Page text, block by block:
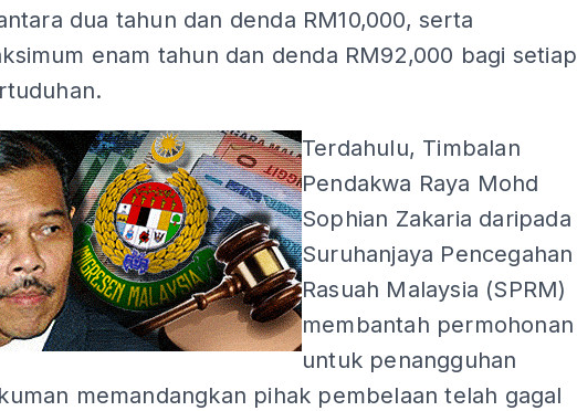
dua tahun dan denda RM10,000, serta
enam tahun dan denda RM92,000 bagi setiap
Terdahulu, Timbalan
Pendakwa Raya Mohd
Sophian Zakaria daripada
Suruhanjaya Pencegahan
Rasuah Malaysia (SPRM)
membantah permohonan
untuk penangguhan
memandangkan pihak pembelaan telah gagal